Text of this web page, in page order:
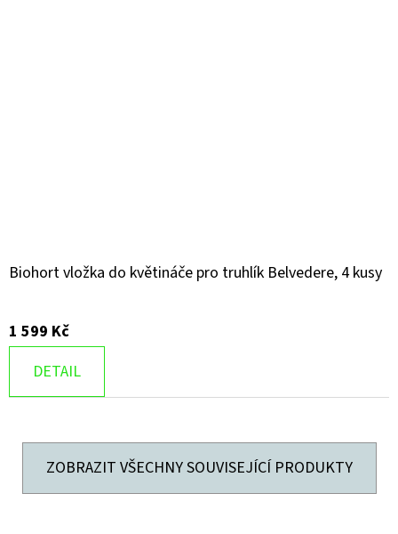
Biohort vložka do květináče pro truhlík Belvedere, 4 kusy
1 599 Kč
DETAIL
ZOBRAZIT VŠECHNY SOUVISEJÍCÍ PRODUKTY